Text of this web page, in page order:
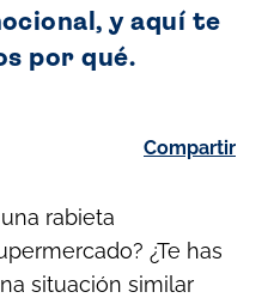
y aquí te
por qué.
Compartir
rabieta
¿Te has
situación similar